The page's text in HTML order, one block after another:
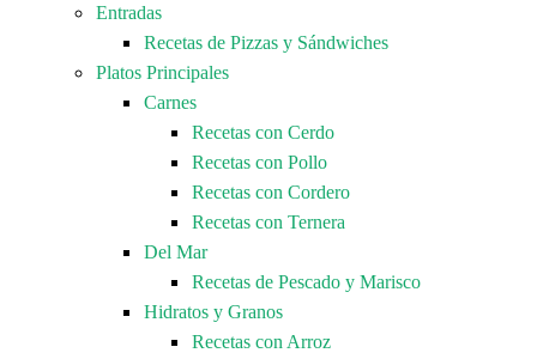
Entradas
Recetas de Pizzas y Sándwiches
Platos Principales
Carnes
Recetas con Cerdo
Recetas con Pollo
Recetas con Cordero
Recetas con Ternera
Del Mar
Recetas de Pescado y Marisco
Hidratos y Granos
Recetas con Arroz